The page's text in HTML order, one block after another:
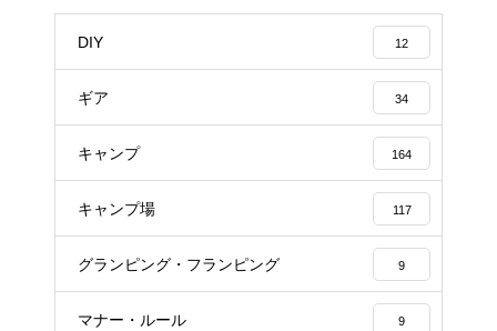
DIY 12
ギア 34
キャンプ 164
キャンプ場 117
グランピング・フランピング 9
マナー・ルール 9